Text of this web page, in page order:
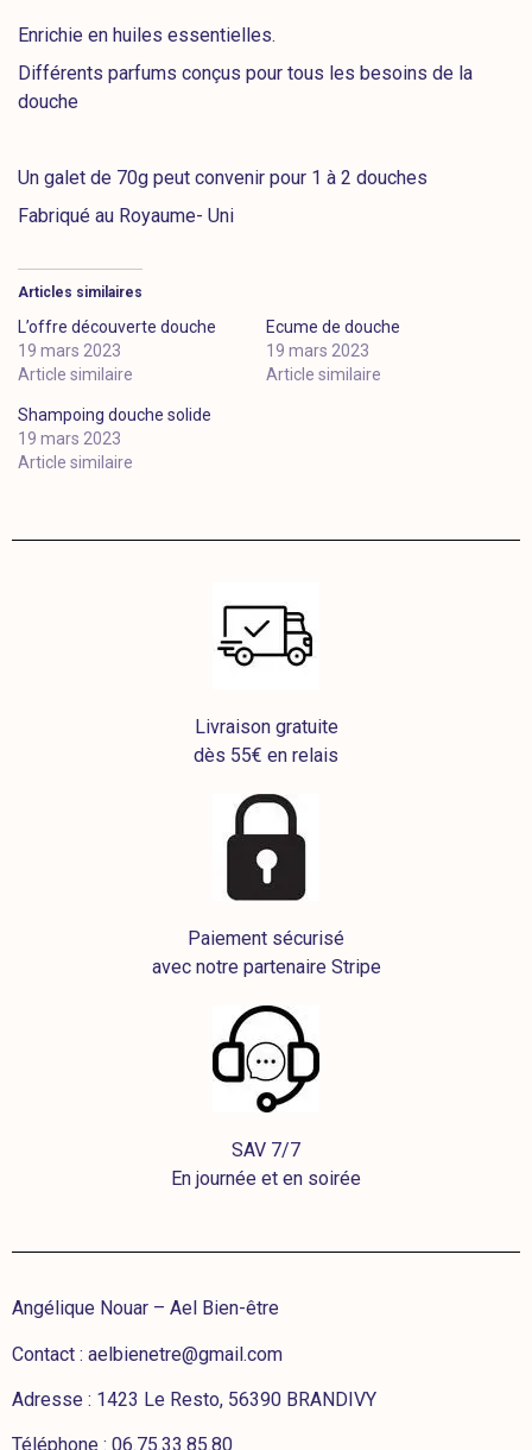
Enrichie en huiles essentielles.
Différents parfums conçus pour tous les besoins de la
douche
Un galet de 70g peut convenir pour 1 à 2 douches
Fabriqué au Royaume- Uni
Articles similaires
L’offre découverte douche
19 mars 2023
Article similaire
Ecume de douche
19 mars 2023
Article similaire
Shampoing douche solide
19 mars 2023
Article similaire
Livraison gratuite
dès 55€ en relais
Paiement sécurisé
avec notre partenaire Stripe
SAV 7/7
En journée et en soirée
Angélique Nouar – Ael Bien-être
Contact : aelbienetre@gmail.com
Adresse : 1423 Le Resto, 56390 BRANDIVY
Téléphone : 06.75.33.85.80